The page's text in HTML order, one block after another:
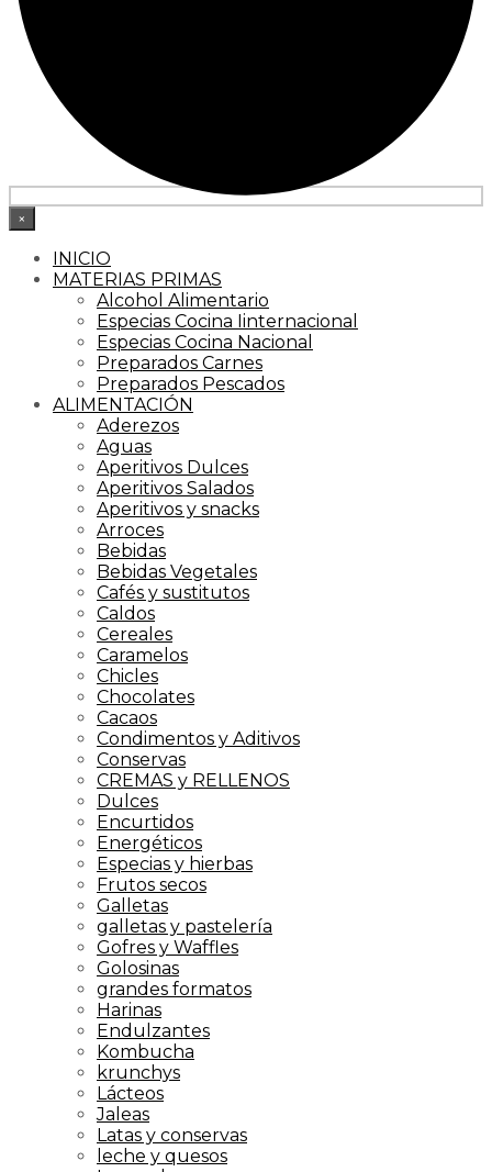
×
INICIO
MATERIAS PRIMAS
Alcohol Alimentario
Especias Cocina Iinternacional
Especias Cocina Nacional
Preparados Carnes
Preparados Pescados
ALIMENTACIÓN
Aderezos
Aguas
Aperitivos Dulces
Aperitivos Salados
Aperitivos y snacks
Arroces
Bebidas
Bebidas Vegetales
Cafés y sustitutos
Caldos
Cereales
Caramelos
Chicles
Chocolates
Cacaos
Condimentos y Aditivos
Conservas
CREMAS y RELLENOS
Dulces
Encurtidos
Energéticos
Especias y hierbas
Frutos secos
Galletas
galletas y pastelería
Gofres y Waffles
Golosinas
grandes formatos
Harinas
Endulzantes
Kombucha
krunchys
Lácteos
Jaleas
Latas y conservas
leche y quesos